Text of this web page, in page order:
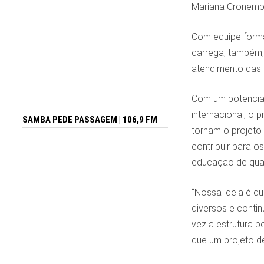
Mariana
Com equipe
carrega,
atendimento
Com um
internacional, o
tornam o projeto
contribuir para
educação de
“Nossa ideia é
diversos e
vez a estrutura
que um projeto
SAMBA PEDE PASSAGEM | 106,9 FM